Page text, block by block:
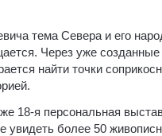
тема Севера и его
Через уже
найти точки
18-я персональная
более 50